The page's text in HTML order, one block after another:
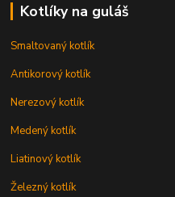
Kotlíky na guláš
Smaltovaný kotlík
Antikorový kotlík
Nerezový kotlík
Medený kotlík
Liatinový kotlík
Železný kotlík